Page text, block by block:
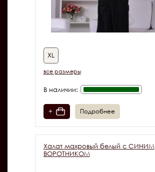
XL
все размеры
В наличии:
+ Подробнее
Халат махровый белый с СИНИМ
ВОРОТНИКОМ